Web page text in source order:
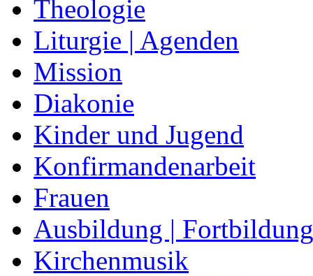
Theologie
Liturgie | Agenden
Mission
Diakonie
Kinder und Jugend
Konfirmandenarbeit
Frauen
Ausbildung | Fortbildung
Kirchenmusik